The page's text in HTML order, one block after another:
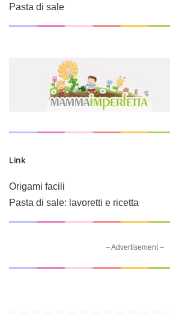
Pasta di sale
Link
Origami facili
Pasta di sale: lavoretti e ricetta
– Advertisement –